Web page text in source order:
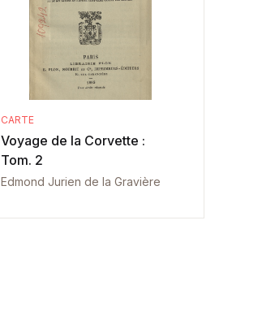
CARTE
Voyage de la Corvette :
Tom. 2
Edmond Jurien de la Gravière